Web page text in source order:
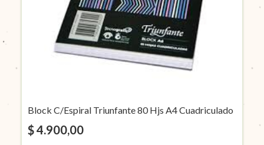
Block C/Espiral Triunfante 80 Hjs A4 Cuadriculado
$ 4.900,00